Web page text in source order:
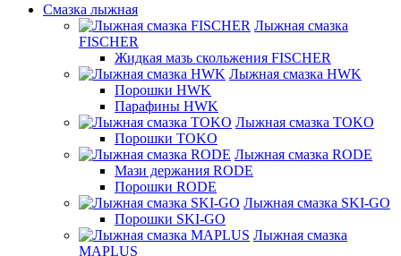
Смазка лыжная
Лыжная смазка
FISCHER
Жидкая мазь скольжения FISCHER
Лыжная смазка HWK
Порошки HWK
Парафины HWK
Лыжная смазка TOKO
Порошки TOKO
Лыжная смазка RODE
Мази держания RODE
Порошки RODE
Лыжная смазка SKI-GO
Порошки SKI-GO
Лыжная смазка
MAPLUS